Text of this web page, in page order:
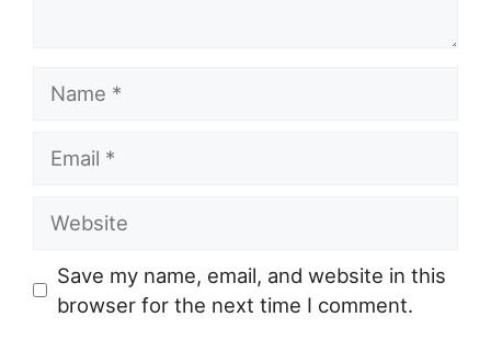
Name
Email
Website
Save my name, email, and website in this
browser for the next time I comment.